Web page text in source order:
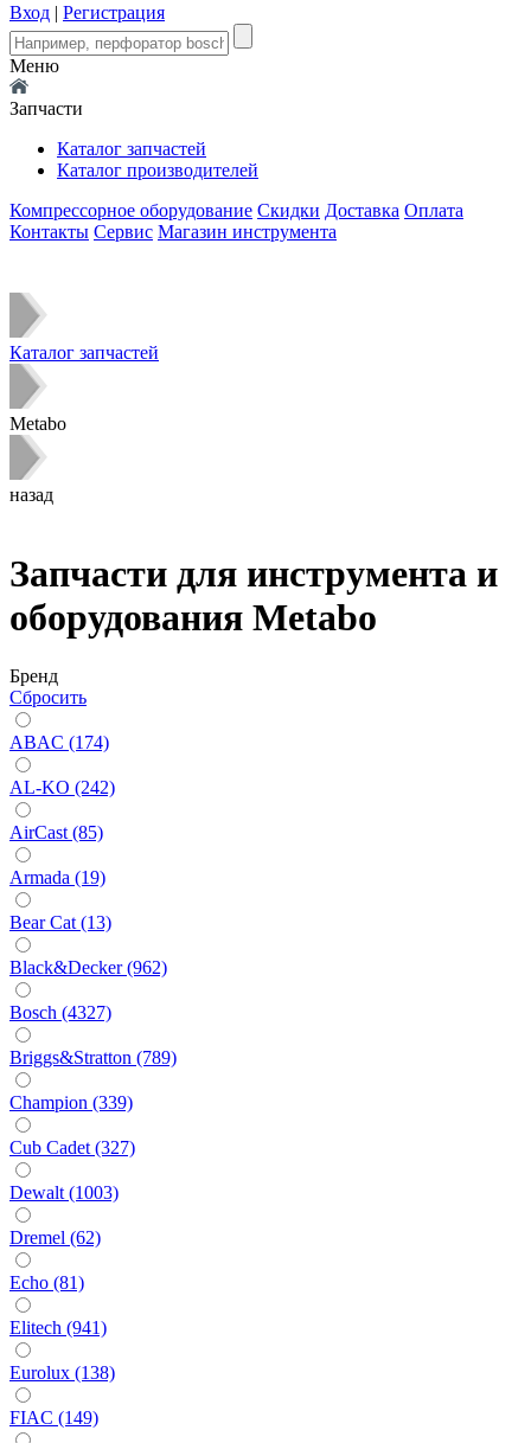
Вход | Регистрация
Меню
Запчасти
Каталог запчастей
Каталог производителей
Компрессорное оборудование Скидки Доставка Оплата
Контакты Сервис Магазин инструмента
Каталог запчастей
Metabo
назад
Запчасти для инструмента и
оборудования Metabo
Бренд
Сбросить
ABAC (174)
AL-KO (242)
AirCast (85)
Armada (19)
Bear Cat (13)
Black&Decker (962)
Bosch (4327)
Briggs&Stratton (789)
Champion (339)
Cub Cadet (327)
Dewalt (1003)
Dremel (62)
Echo (81)
Elitech (941)
Eurolux (138)
FIAC (149)